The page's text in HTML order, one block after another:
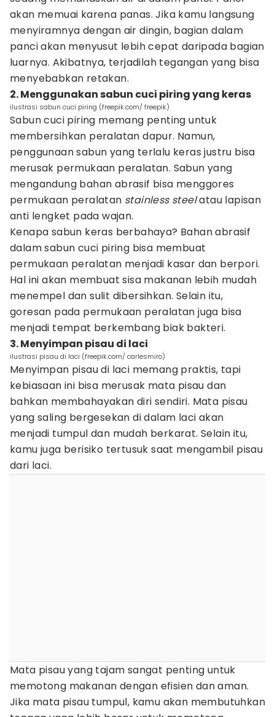
akan memuai karena panas. Jika kamu langsung
menyiramnya dengan air dingin, bagian dalam
panci akan menyusut lebih cepat daripada bagian
luarnya. Akibatnya, terjadilah tegangan yang bisa
menyebabkan retakan.
2. Menggunakan sabun cuci piring yang keras
ilustrasi sabun cuci piring (freepik.com/ freepik)
Sabun cuci piring memang penting untuk
membersihkan peralatan dapur. Namun,
penggunaan sabun yang terlalu keras justru bisa
merusak permukaan peralatan. Sabun yang
mengandung bahan abrasif bisa menggores
permukaan peralatan stainless steelatau lapisan
anti lengket pada wajan.
Kenapa sabun keras berbahaya? Bahan abrasif
dalam sabun cuci piring bisa membuat
permukaan peralatan menjadi kasar dan berpori.
Hal ini akan membuat sisa makanan lebih mudah
menempel dan sulit dibersihkan. Selain itu,
goresan pada permukaan peralatan juga bisa
menjadi tempat berkembang biak bakteri.
3. Menyimpan pisau di laci
ilustrasi pisau di laci (freepik.com/ carlesmiro)
Menyimpan pisau di laci memang praktis, tapi
kebiasaan ini bisa merusak mata pisau dan
bahkan membahayakan diri sendiri. Mata pisau
yang saling bergesekan di dalam laci akan
menjadi tumpul dan mudah berkarat. Selain itu,
kamu juga berisiko tertusuk saat mengambil pisau
dari laci.
Mata pisau yang tajam sangat penting untuk
memotong makanan dengan efisien dan aman.
Jika mata pisau tumpul, kamu akan membutuhkan